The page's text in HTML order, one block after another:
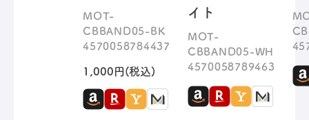
MOT-
CBBAND05-BK
4570058784437
1,000円(税込)
イト
MOT-
CBBAND05-WH
4570058789463